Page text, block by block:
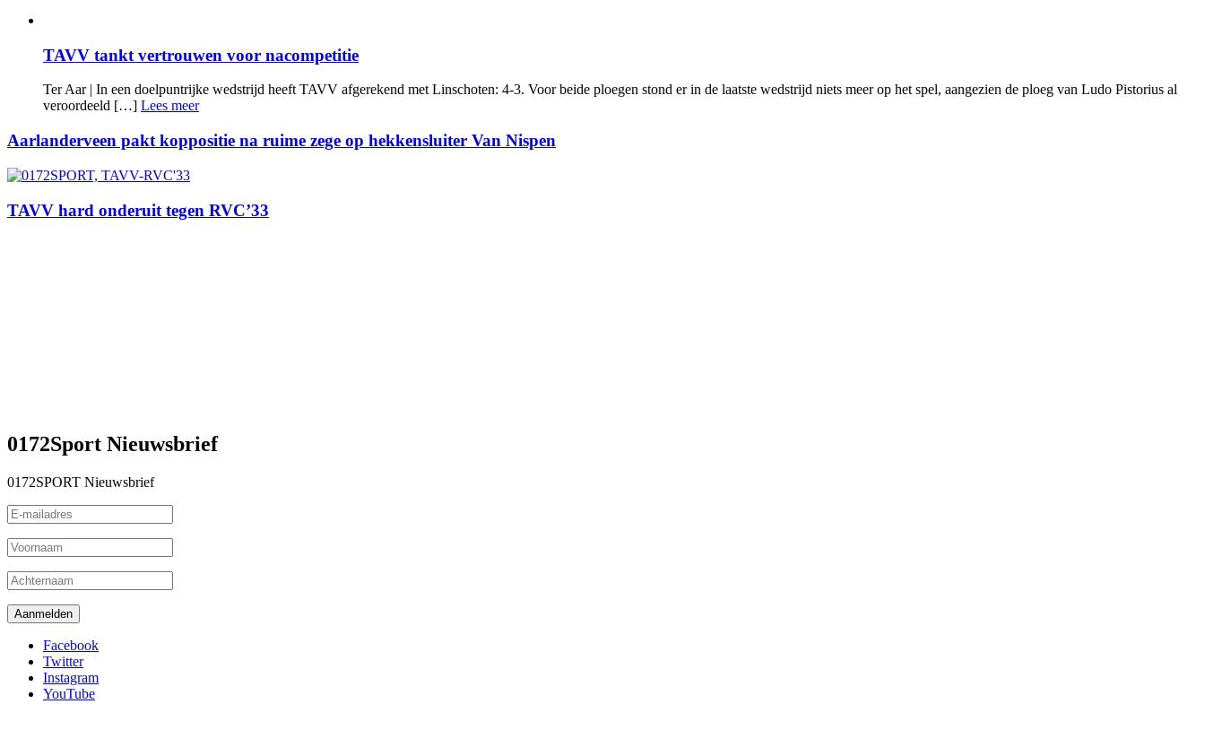
TAVV tankt vertrouwen voor nacompetitie
Ter Aar | In een doelpuntrijke wedstrijd heeft TAVV afgerekend met Linschoten: 4-3. Voor beide ploegen stond er in de laatste wedstrijd niets meer op het spel, aangezien de ploeg van Ludo Pistorius al
veroordeeld […] Lees meer
Aarlanderveen pakt koppositie na ruime zege op hekkensluiter Van Nispen
TAVV hard onderuit tegen RVC’33
0172Sport Nieuwsbrief
0172SPORT Nieuwsbrief
Facebook
Twitter
Instagram
YouTube